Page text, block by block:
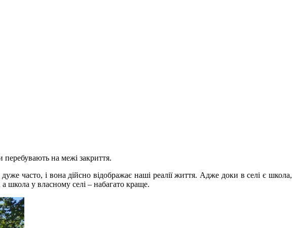
на межі закриття.
часто, і вона дійсно відображає наші реалії життя. Адже доки в селі є школа,
школа у власному селі – набагато краще.